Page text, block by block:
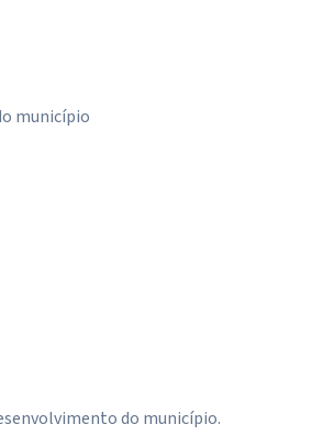
município
do município.